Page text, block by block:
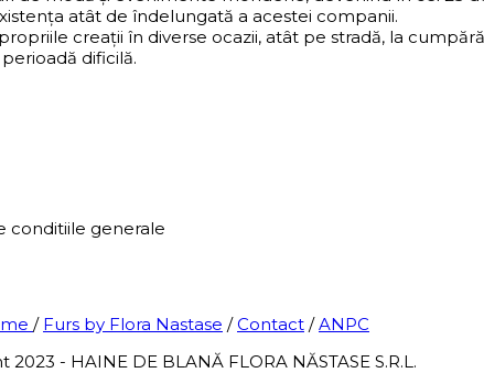
atât de îndelungată a acestei companii.
creații în diverse ocazii, atât pe stradă, la
dificilă.
conditiile generale
/ Furs by Flora Nastase /Contact /ANPC
2023 - HAINE DE BLANĂ FLORA NĂSTASE S.R.L.